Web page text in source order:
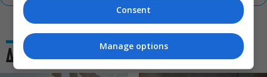
Δες και αυτό
Consent
Manage options